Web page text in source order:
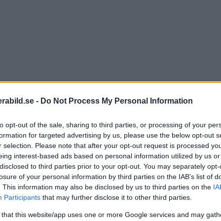
- Do Not Process My Personal Information
opt-out of the sale, sharing to third parties, or processing of your
for targeted advertising by us, please use the below opt-out
selection. Please note that after your opt-out request is processed
interest-based ads based on personal information utilized by us
to third parties prior to your opt-out. You may separately
of your personal information by third parties on the IAB’s list of
This information may also be disclosed by us to third parties on the
Participants that may further disclose it to other third parties.
this website/app uses one or more Google services and may
mina fotoidéer. För det första tar dom
växer sig stort som en planet. Alla delar, trådar,